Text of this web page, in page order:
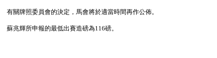
有關牌照委員會的決定，馬會將於適當時間再作公佈。
蘇兆輝所申報的最低出賽造磅為116磅。